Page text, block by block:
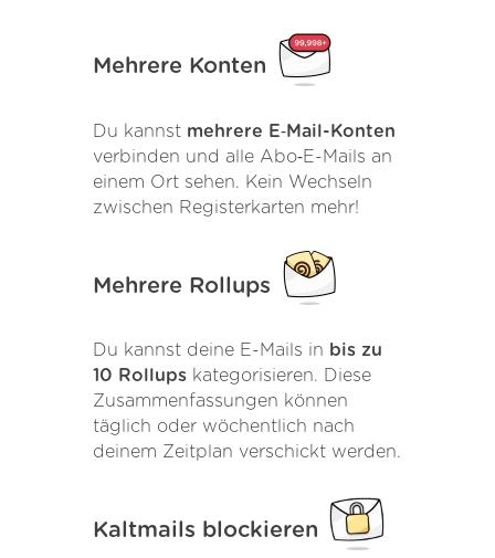
Mehrere Konten
Du kannst mehrere E‑Mail-Konten
verbinden und alle Abo‑E-Mails an
einem Ort sehen. Kein Wechseln
zwischen Registerkarten mehr!
Mehrere Rollups
Du kannst deine E-Mails in bis zu
10 Rollups kategorisieren. Diese
Zusammenfassungen können
täglich oder wöchentlich nach
deinem Zeitplan verschickt werden.
Kaltmails blockieren